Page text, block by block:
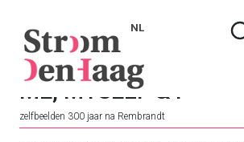
NL
ME, MYSELF & I
zelfbeelden 300 jaar na Rembrandt